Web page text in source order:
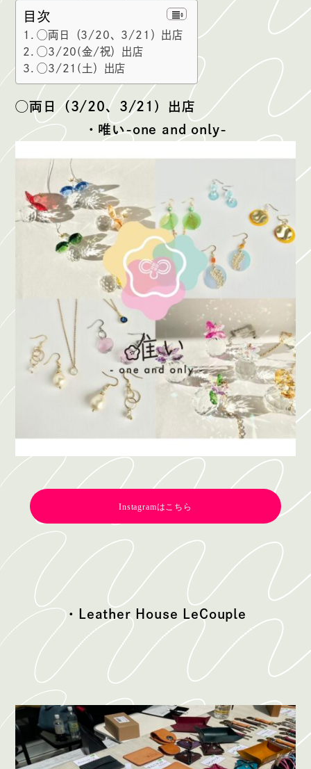
目次
◯両日（3/20、3/21）出店
◯3/20(金/祝）出店
◯3/21(土）出店
◯両日（3/20、3/21）出店
・唯い-one and only-
Instagramはこちら
・Leather House LeCouple